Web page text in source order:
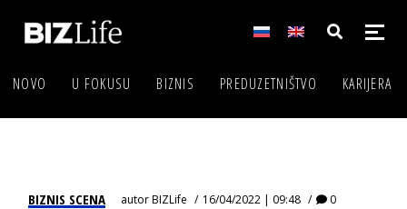
NOVO U FOKUSU BIZNIS PREDUZETNIŠTVO KARIJERA
BIZNIS SCENA autorBIZLife 16/04/2022 | 09:48 0